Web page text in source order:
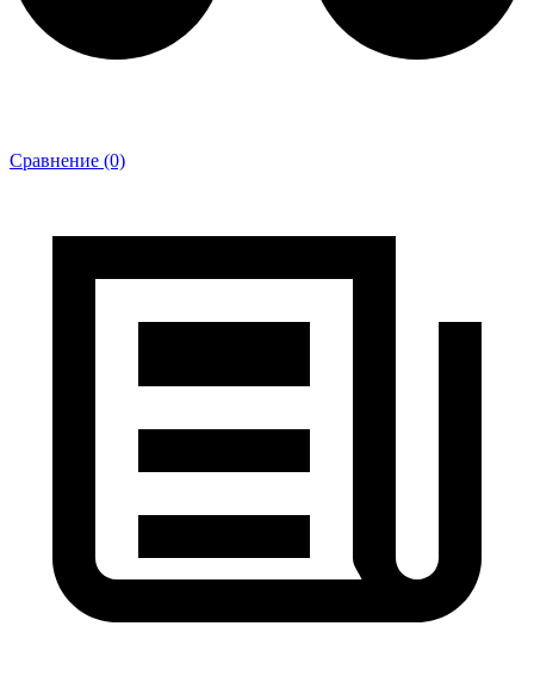
Сравнение (0)